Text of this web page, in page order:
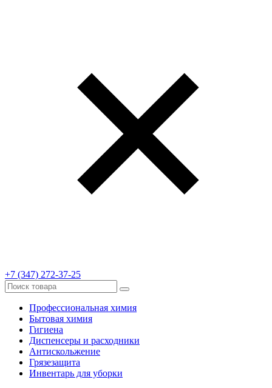
+7 (347) 272-37-25
Профессиональная химия
Бытовая химия
Гигиена
Диспенсеры и расходники
Антискольжение
Грязезащита
Инвентарь для уборки